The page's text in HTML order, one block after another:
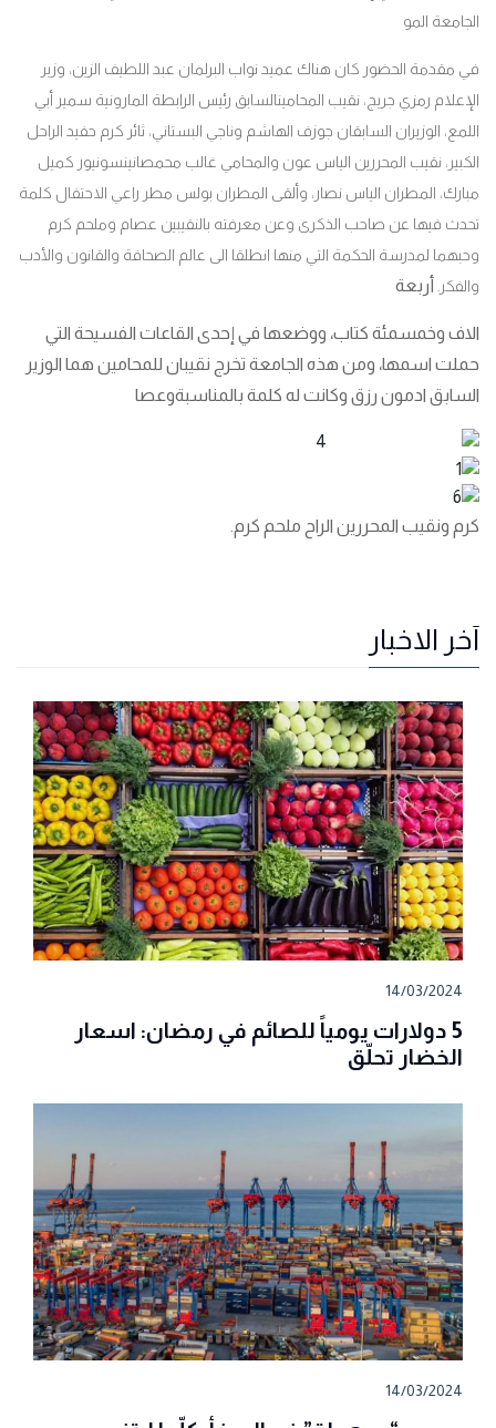
الجامعة المو
في مقدمة الحضور كان هناك عميد نواب البرلمان عبد اللطيف الزين، وزير
الإعلام رمزي جريج، نقيب المحامينالسابق رئيس الرابطة المارونية سمير أبي
اللمع، الوزيران السابقان جوزف الهاشم وناجي البستاني، ثائر كرم حفيد الراحل
الكبير، نقيب المحررين الياس عون والمحامي غالب محمصانينسونيور كميل
مبارك، المطران الياس نصار، وألقى المطران بولس مطر راعي الاحتفال كلمة
تحدث فيها عن صاحب الذكرى وعن معرفته بالنقيبين عصام وملحم كرم
وحبهما لمدرسة الحكمة التي منها انطلقا الى عالم الصحافة والقانون والأدب
والفكر. أربعة
الاف وخمسمئة كتاب، ووضعها في إحدى القاعات الفسيحة التي
حملت اسمها، ومن هذه الجامعة تخرج نقيبان للمحامين هما الوزير
السابق ادمون رزق وكانت له كلمة بالمناسبةوعصا
كرم ونقيب المحررين الراح ملحم كرم.
آخر الاخبار
14/03/2024
5 دولارات يومياً للصائم في رمضان: اسعار
الخضار تحلّق
14/03/2024